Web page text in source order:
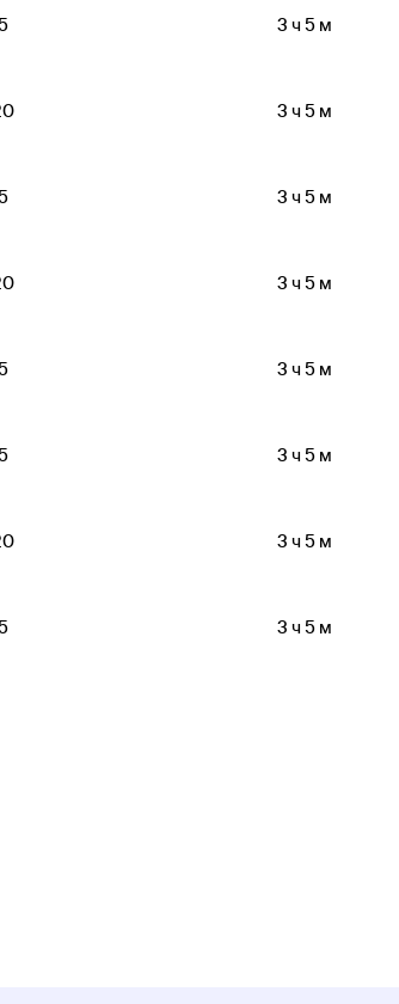
3 ч 5 м
3 ч 5 м
3 ч 5 м
3 ч 5 м
3 ч 5 м
3 ч 5 м
3 ч 5 м
3 ч 5 м